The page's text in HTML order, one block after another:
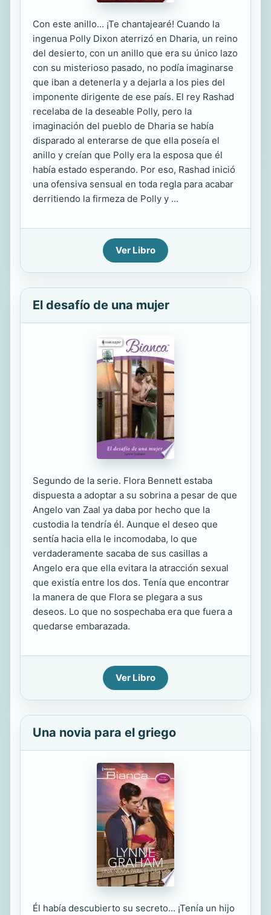
Con este anillo... ¡Te chantajearé! Cuando la
ingenua Polly Dixon aterrizó en Dharia, un reino
del desierto, con un anillo que era su único lazo
con su misterioso pasado, no podía imaginarse
que iban a detenerla y a dejarla a los pies del
imponente dirigente de ese país. El rey Rashad
recelaba de la deseable Polly, pero la
imaginación del pueblo de Dharia se había
disparado al enterarse de que ella poseía el
anillo y creían que Polly era la esposa que él
había estado esperando. Por eso, Rashad inició
una ofensiva sensual en toda regla para acabar
derritiendo la firmeza de Polly y ...
Ver Libro
El desafío de una mujer
Segundo de la serie. Flora Bennett estaba
dispuesta a adoptar a su sobrina a pesar de que
Angelo van Zaal ya daba por hecho que la
custodia la tendría él. Aunque el deseo que
sentía hacia ella le incomodaba, lo que
verdaderamente sacaba de sus casillas a
Angelo era que ella evitara la atracción sexual
que existía entre los dos. Tenía que encontrar
la manera de que Flora se plegara a sus
deseos. Lo que no sospechaba era que fuera a
quedarse embarazada.
Ver Libro
Una novia para el griego
Él había descubierto su secreto... ¡Tenía un hijo